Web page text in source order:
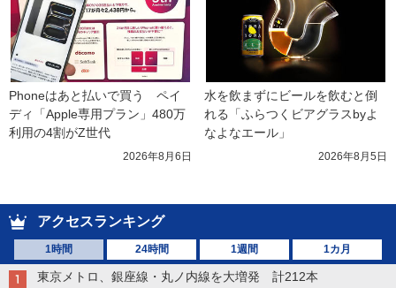
Phoneはあと払いで買う　ペイ
ディ「Apple専用プラン」480万
利用の4割がZ世代
2026年8月6日
水を飲まずにビールを飲むと倒
れる「ふらつくビアグラスbyよ
なよなエール」
2026年8月5日
アクセスランキング
1時間 24時間 1週間 1カ月
東京メトロ、銀座線・丸ノ内線を大増発 計212本